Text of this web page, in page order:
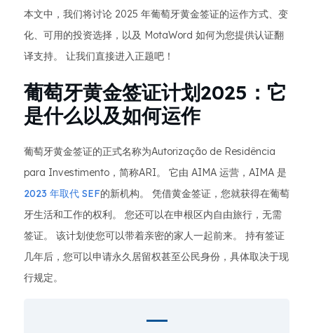
本文中，我们将讨论 2025 年葡萄牙黄金签证的运作方式、变
化、可用的投资选择，以及 MotaWord 如何为您提供认证翻
译支持。 让我们直接进入正题吧！
葡萄牙黄金签证计划2025：它
是什么以及如何运作
葡萄牙黄金签证的正式名称为Autorização de Residência
para Investimento，简称ARI。 它由 AIMA 运营，AIMA 是
2023 年取代 SEF的新机构。 凭借黄金签证，您就获得在葡萄
牙生活和工作的权利。 您还可以在申根区内自由旅行，无需
签证。 该计划使您可以带着亲密的家人一起前来。 持有签证
几年后，您可以申请永久居留权甚至公民身份，具体取决于现
行规定。